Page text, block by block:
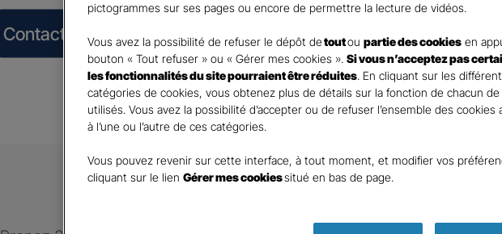
Contacter un Agent
DEMANDE DE DEVIS
pictogrammes sur ses pages ou encore de permettre la lecture de vidéos.
Vous avez la possibilité de refuser le dépôt detoutou partie des cookies en
bouton « Tout refuser » ou « Gérer mes cookies ». Si vous n’acceptez pas
les fonctionnalités du site pourraient être réduites. En cliquant sur les
catégories de cookies, vous obtenez plus de détails sur la fonction de chacun
utilisés. Vous avez la possibilité d’accepter ou de refuser l’ensemble des cookies
à l’une ou l’autre de ces catégories.
Vous pouvez revenir sur cette interface, à tout moment, et modifier vos
cliquant sur le lien Gérer mes cookiessitué en bas de page.